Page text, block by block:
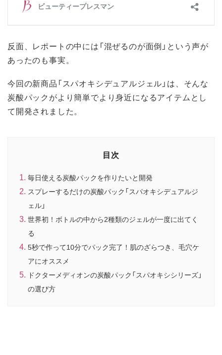
反面、レポートの中には「混ぜるのが面倒」という声が
あったのも事実。
今回の新商品「スパオキシデュアルジェル」は、そんな
炭酸パックがより簡単でより身近になるアイテムとし
て開発されました。
目次
毎日使える炭酸パックを作りたいと開発
スプレーするだけの炭酸パック「スパオキシデュアルジ
ェル」
世界初！ボトルの中から2種類のジェルが一度に出てく
る
5秒で作って10分でパック完了！肌のざらつき、毛穴ケ
アにオススメ
ドクターメディオンの炭酸パック「スパオキシシリーズ」
の選び方